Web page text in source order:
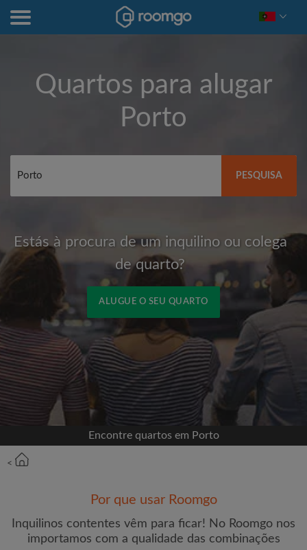
Quartos para alugar
Porto
PESQUISA
Estás à procura de um inquilino ou colega
de quarto?
ALUGUE O SEU QUARTO
Entrar com o Facebook
Jamais publicaremos na sua linha do tempo sem
sua permissão
OU
Encontre quartos em Porto
<
Por que usar Roomgo
Inquilinos contentes vêm para ficar! No Roomgo nos
importamos com a qualidade das combinações